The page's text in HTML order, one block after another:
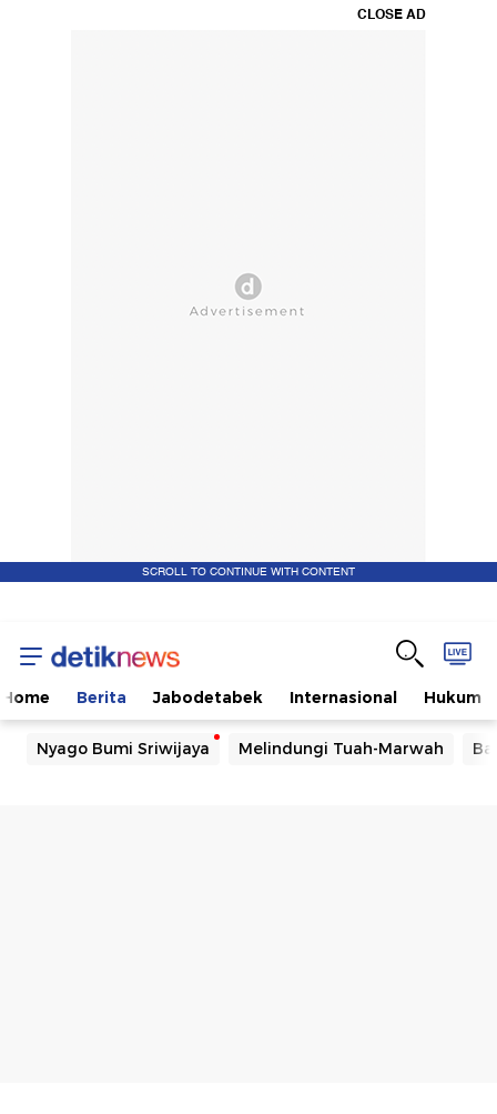
CLOSE AD
SCROLL TO CONTINUE WITH CONTENT
Home Berita Jabodetabek Internasional Hukum
Nyago Bumi Sriwijaya Melindungi Tuah-Marwah